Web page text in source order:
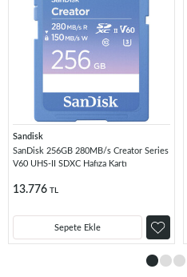
Sandisk
SanDisk 256GB 280MB/s Creator Series
V60 UHS-II SDXC Hafıza Kartı
13.776 TL
Sepete Ekle